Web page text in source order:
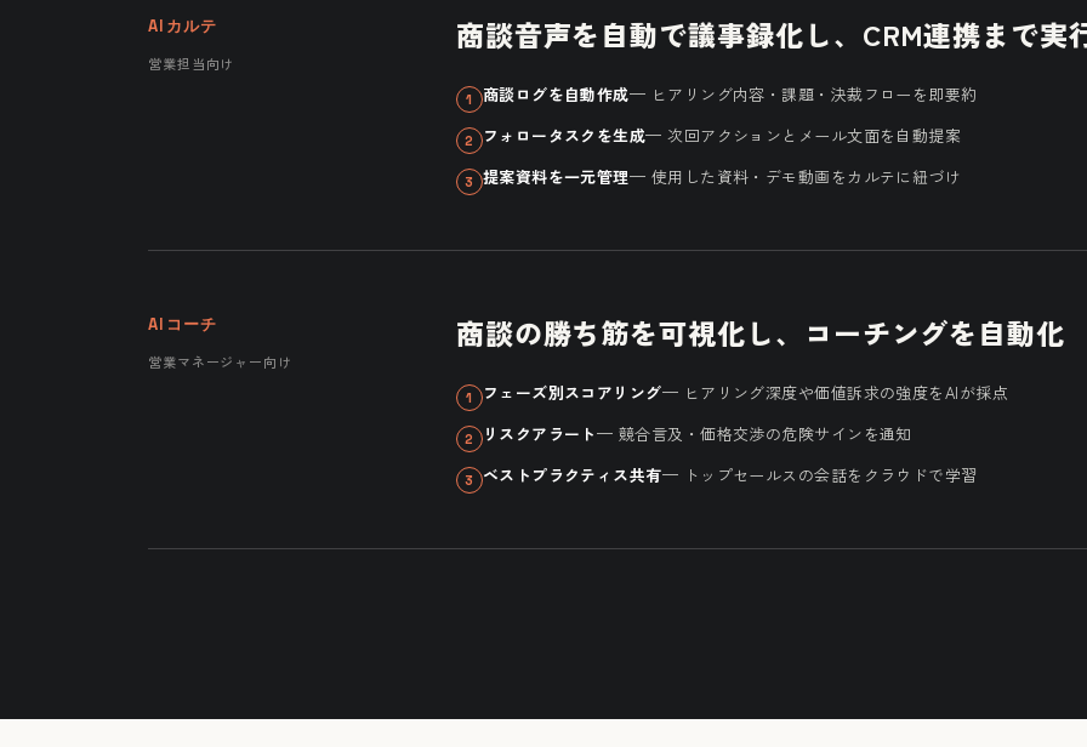
AIカルテ
営業担当向け
商談音声を自動で議事録化し、CRM連携まで実
商談ログを自動作成— ヒアリング内容・課題・決裁フローを即要約
フォロータスクを生成— 次回アクションとメール文面を自動提案
提案資料を一元管理— 使用した資料・デモ動画をカルテに紐づけ
AIコーチ
営業マネージャー向け
商談の勝ち筋を可視化し、コーチングを自動化
フェーズ別スコアリング— ヒアリング深度や価値訴求の強度をAIが採点
リスクアラート— 競合言及・価格交渉の危険サインを通知
ベストプラクティス共有— トップセールスの会話をクラウドで学習